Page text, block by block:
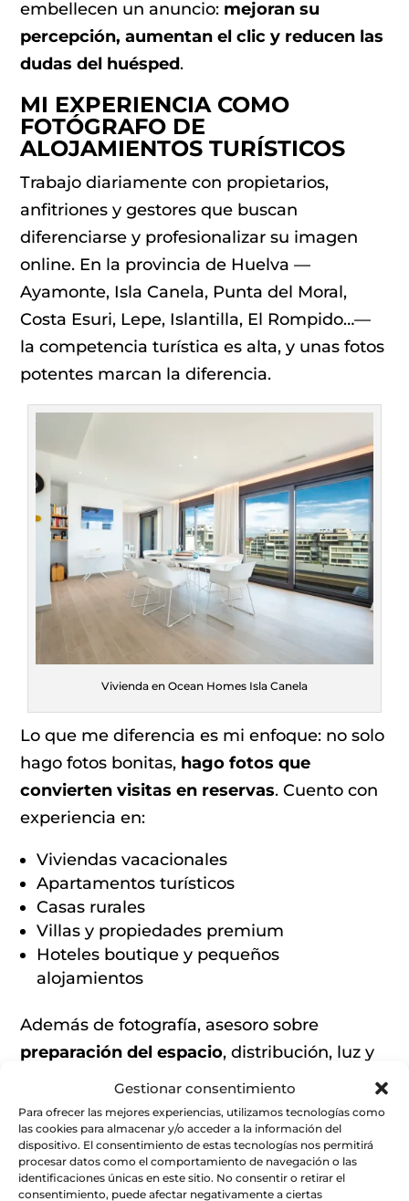
Gestionar consentimiento
Para ofrecer las mejores experiencias, utilizamos tecnologías como
las cookies para almacenar y/o acceder a la información del
dispositivo. El consentimiento de estas tecnologías nos permitirá
procesar datos como el comportamiento de navegación o las
identificaciones únicas en este sitio. No consentir o retirar el
consentimiento, puede afectar negativamente a ciertas
embellecen un anuncio: mejoran su
percepción, aumentan el clic y reducen las
dudas del huésped.
MI EXPERIENCIA COMO
FOTÓGRAFO DE
ALOJAMIENTOS TURÍSTICOS
Trabajo diariamente con propietarios,
anfitriones y gestores que buscan
diferenciarse y profesionalizar su imagen
online. En la provincia de Huelva —
Ayamonte, Isla Canela, Punta del Moral,
Costa Esuri, Lepe, Islantilla, El Rompido…—
la competencia turística es alta, y unas fotos
potentes marcan la diferencia.
Vivienda en Ocean Homes Isla Canela
Lo que me diferencia es mi enfoque: no solo
hago fotos bonitas, hago fotos que
convierten visitas en reservas. Cuento con
experiencia en:
Viviendas vacacionales
Apartamentos turísticos
Casas rurales
Villas y propiedades premium
Hoteles boutique y pequeños
alojamientos
Además de fotografía, asesoro sobre
preparación del espacio, distribución, luz y
detalles decorativos para maximizar el
impacto visual. Tu propiedad tiene una
personalidad única, y mi trabajo es hacer
que destaque.